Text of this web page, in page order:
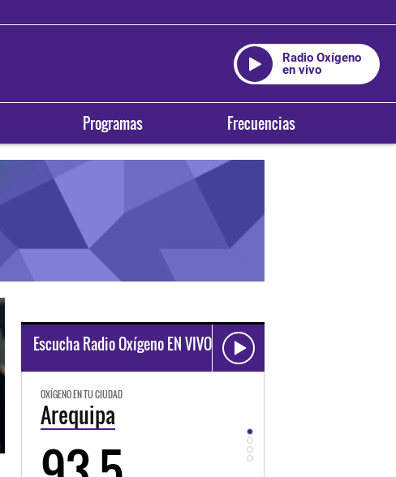
Radio Oxígeno
en vivo
Programas Frecuencias
Escucha Radio Oxígeno EN VIVO
OXÍGENO EN TU CIUDAD
Trujillo